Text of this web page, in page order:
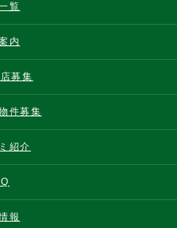
覧
内
募集
件募集
紹介
報